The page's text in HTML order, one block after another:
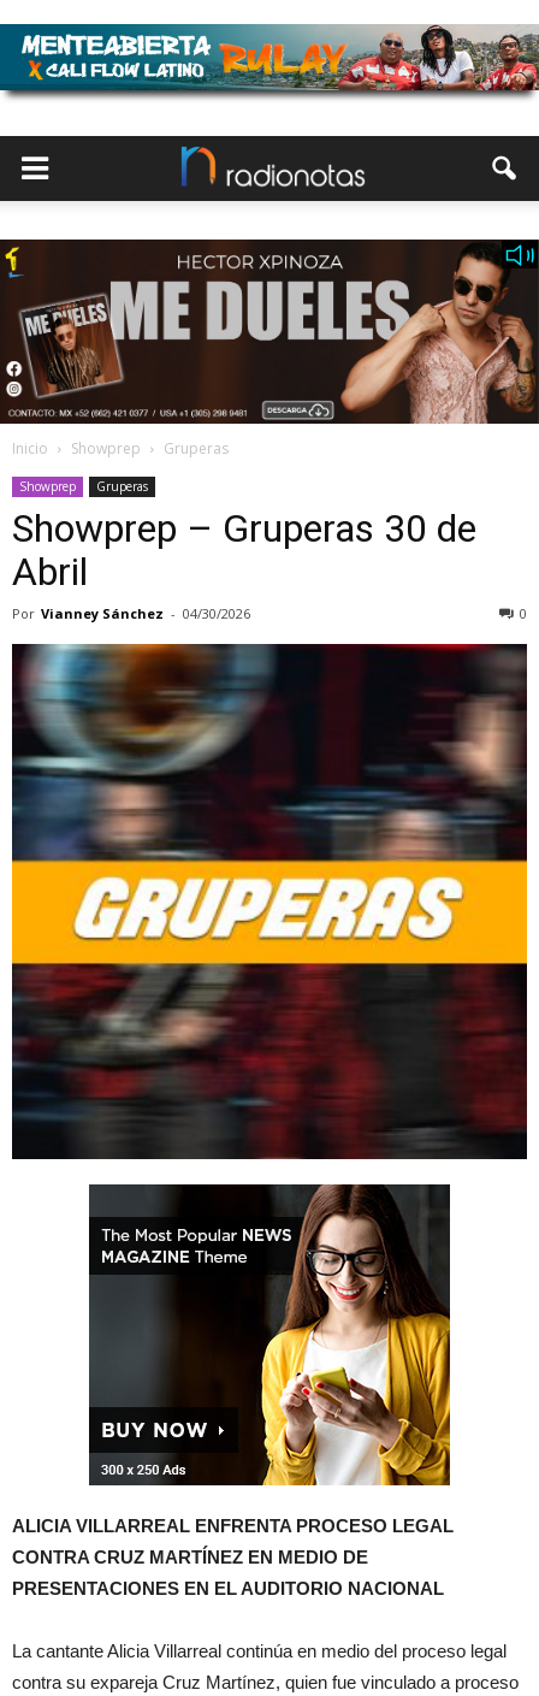
Inicio Showprep Gruperas
Showprep Gruperas
Showprep – Gruperas 30 de
Abril
Por Vianney Sánchez - 04/30/2026 0
ALICIA VILLARREAL ENFRENTA PROCESO LEGAL
CONTRA CRUZ MARTÍNEZ EN MEDIO DE
PRESENTACIONES EN EL AUDITORIO NACIONAL
La cantante Alicia Villarreal continúa en medio del proceso legal
contra su expareja Cruz Martínez, quien fue vinculado a proceso